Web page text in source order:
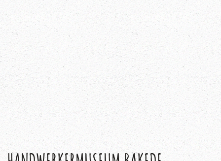
HANDWERKERMUSEUM BAKEDE
Alten Kirchweg 1, 31848 Bad Münder / Bakede
HANNOVER AIRPORT IN LANGENHAGEN
Evershorster Straße, Langenhagen